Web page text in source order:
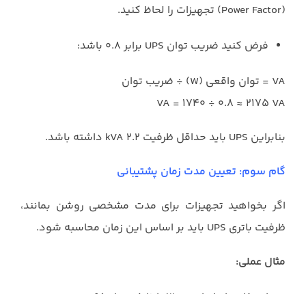
(Power Factor) تجهیزات را لحاظ کنید.
فرض کنید ضریب توان UPS برابر ۰.۸ باشد:
VA = توان واقعی (W) ÷ ضریب توان
VA = ۱۷۴۰ ÷ ۰.۸ ≈ ۲۱۷۵ VA
بنابراین UPS باید حداقل ظرفیت ۲.۲ kVA داشته باشد.
گام سوم: تعیین مدت زمان پشتیبانی
اگر بخواهید تجهیزات برای مدت مشخصی روشن بمانند،
ظرفیت باتری UPS باید بر اساس این زمان محاسبه شود.
مثال عملی: